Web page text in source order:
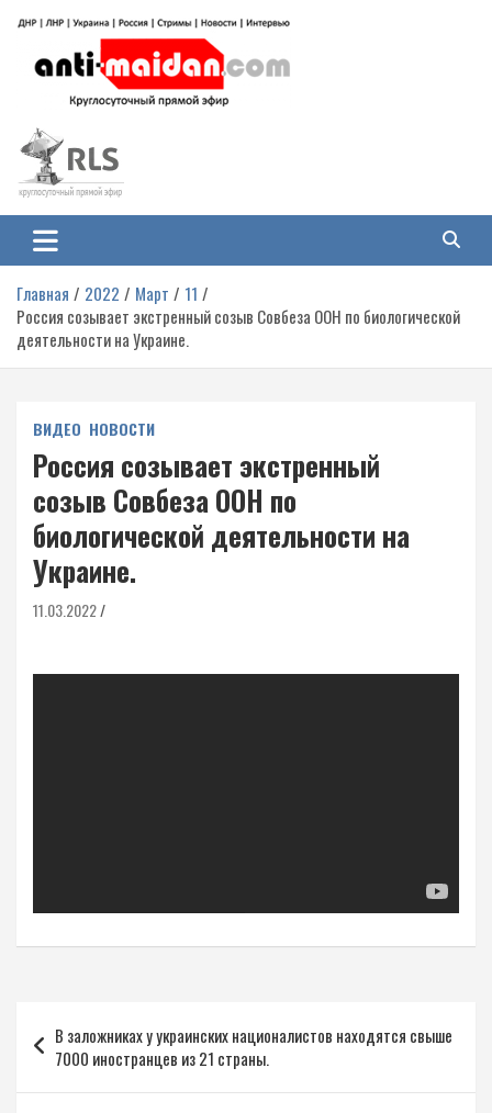
содержимому
Антимайдан: Гражданская война
на Украине
гражданской войне на Украине, включая события в Новороссии, ДНР,
ЛНР и других регионах.
Главная 2022 Март
11
Россия созывает экстренный созыв Совбеза ООН по биологической
деятельности на Украине.
ВИДЕО НОВОСТИ
Россия созывает экстренный
созыв Совбеза ООН по
биологической деятельности на
Украине.
11.03.2022
по
записям
В заложниках у украинских националистов находятся свыше
7000 иностранцев из 21 страны.